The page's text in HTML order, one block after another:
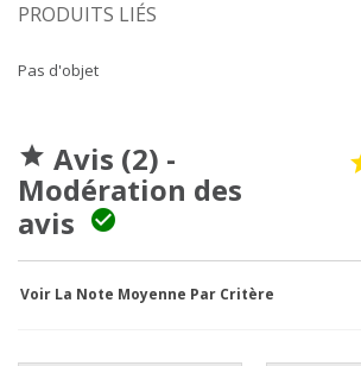
PRODUITS LIÉS
Pas d'objet
 Avis (2) -
Modération des
avis

Voir La Note Moyenne Par Critère